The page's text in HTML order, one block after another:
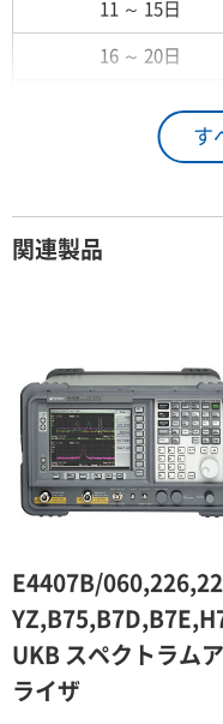
す
11 ～ 15日
16 ～ 20日
26日 ～ 1ヶ月
2ヶ月
3ヶ月
4ヶ月
5ヶ月
7ヶ月
8ヶ月
関連製品
E4407B/
UKB スペクトラム
ライザ